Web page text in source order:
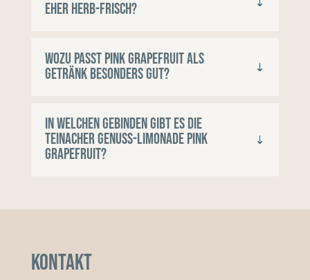
eher herb-frisch?
Wozu passt Pink Grapefruit als
Getränk besonders gut?
In welchen Gebinden gibt es die
Teinacher Genuss-Limonade Pink
Grapefruit?
Kontakt